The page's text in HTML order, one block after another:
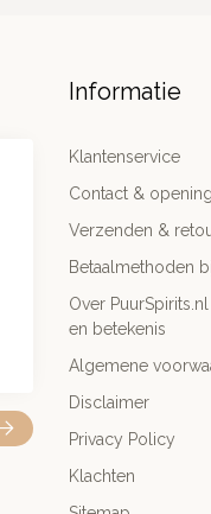
Informatie
Klantenservice
Contact &
Verzenden &
Betaalmethoden
Over
en betekenis
Algemene
Disclaimer
Privacy Policy
Klachten